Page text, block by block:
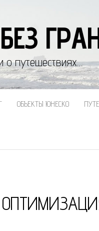
о путешествиях…
ОБЪЕКТЫ ЮНЕСКО